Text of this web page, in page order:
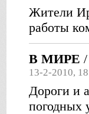
Жители
работы
В МИРЕ /
13-2-2010,
Дороги и
погодных